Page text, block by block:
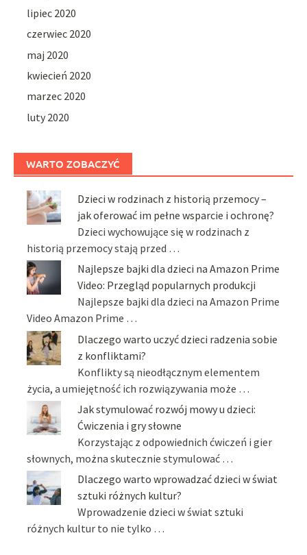
lipiec 2020
czerwiec 2020
maj 2020
kwiecień 2020
marzec 2020
luty 2020
WARTO ZOBACZYĆ
Dzieci w rodzinach z historią przemocy –
jak oferować im pełne wsparcie i ochronę?
Dzieci wychowujące się w rodzinach z
historią przemocy stają przed …
Najlepsze bajki dla dzieci na Amazon Prime
Video: Przegląd popularnych produkcji
Najlepsze bajki dla dzieci na Amazon Prime
Video Amazon Prime …
Dlaczego warto uczyć dzieci radzenia sobie
z konfliktami?
Konflikty są nieodłącznym elementem
życia, a umiejętność ich rozwiązywania może …
Jak stymulować rozwój mowy u dzieci:
Ćwiczenia i gry słowne
Korzystając z odpowiednich ćwiczeń i gier
słownych, można skutecznie stymulować …
Dlaczego warto wprowadzać dzieci w świat
sztuki różnych kultur?
Wprowadzenie dzieci w świat sztuki
różnych kultur to nie tylko …